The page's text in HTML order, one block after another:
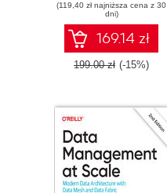
(119,40 zł najniższa cena z 30
dni)
169.14 zł
199.00 zł (-15%)